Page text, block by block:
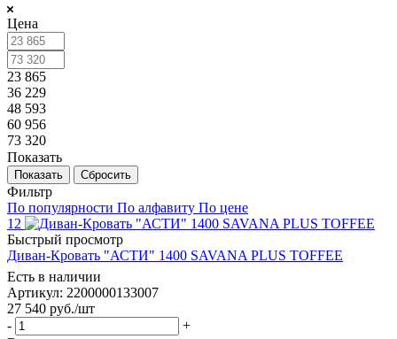
Цена
23 865
36 229
48 593
60 956
73 320
Показать
Сбросить
Фильтр
По популярности По алфавиту По цене
12
Быстрый просмотр
Диван-Кровать "АСТИ" 1400 SAVANA PLUS TOFFEE
Есть в наличии
Артикул: 2200000133007
27 540 руб./шт
-
+